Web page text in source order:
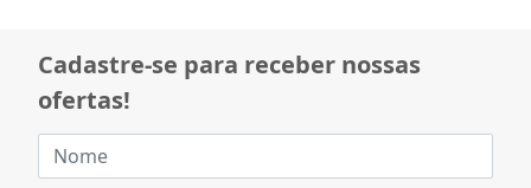
Cadastre-se para receber nossas
ofertas!